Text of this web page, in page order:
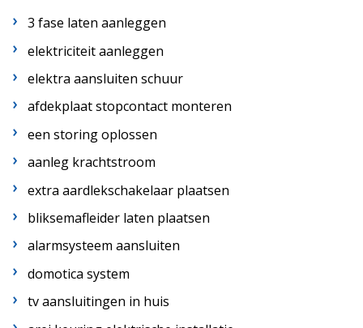
3 fase laten aanleggen
elektriciteit aanleggen
elektra aansluiten schuur
afdekplaat stopcontact monteren
een storing oplossen
aanleg krachtstroom
extra aardlekschakelaar plaatsen
bliksemafleider laten plaatsen
alarmsysteem aansluiten
domotica system
tv aansluitingen in huis